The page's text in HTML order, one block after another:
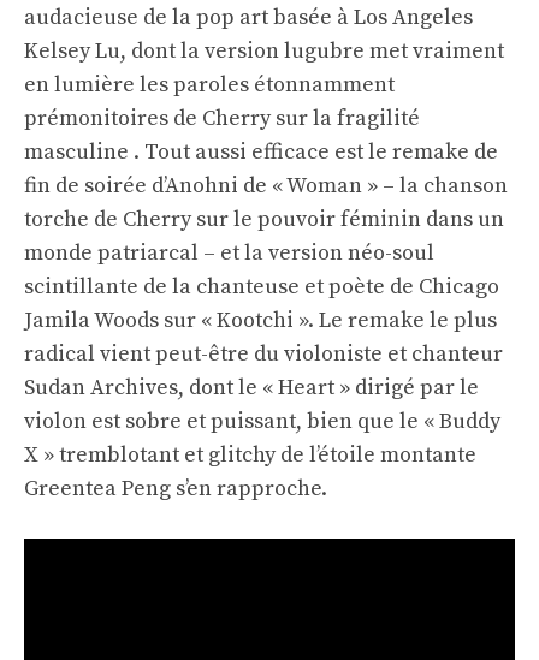
audacieuse de la pop art basée à Los Angeles
Kelsey Lu, dont la version lugubre met vraiment
en lumière les paroles étonnamment
prémonitoires de Cherry sur la fragilité
masculine . Tout aussi efficace est le remake de
fin de soirée d’Anohni de « Woman » – la chanson
torche de Cherry sur le pouvoir féminin dans un
monde patriarcal – et la version néo-soul
scintillante de la chanteuse et poète de Chicago
Jamila Woods sur « Kootchi ». Le remake le plus
radical vient peut-être du violoniste et chanteur
Sudan Archives, dont le « Heart » dirigé par le
violon est sobre et puissant, bien que le « Buddy
X » tremblotant et glitchy de l’étoile montante
Greentea Peng s’en rapproche.